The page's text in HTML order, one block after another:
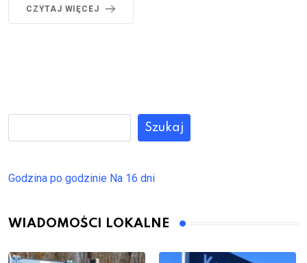
CZYTAJ WIĘCEJ
Szukaj
Godzina po godzinie Na 16 dni
WIADOMOŚCI LOKALNE